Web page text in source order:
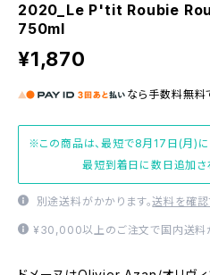
2020_Le P'tit Roubie
750ml
¥1,870
なら 手数料無料
※この商品は、最短で8月17日(月)に
最短到着日に数日追加さ
別途送料がかかります。送料を確認
¥30,000以上のご注文で国内送料